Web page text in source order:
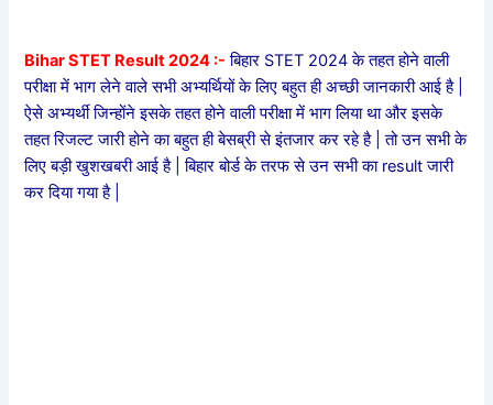
Bihar STET Result 2024 :- बिहार STET 2024 के तहत होने वाली
परीक्षा में भाग लेने वाले सभी अभ्यर्थियों के लिए बहुत ही अच्छी जानकारी आई है |
ऐसे अभ्यर्थी जिन्होंने इसके तहत होने वाली परीक्षा में भाग लिया था और इसके
तहत रिजल्ट जारी होने का बहुत ही बेसब्री से इंतजार कर रहे है | तो उन सभी के
लिए बड़ी खुशखबरी आई है | बिहार बोर्ड के तरफ से उन सभी का result जारी
कर दिया गया है |